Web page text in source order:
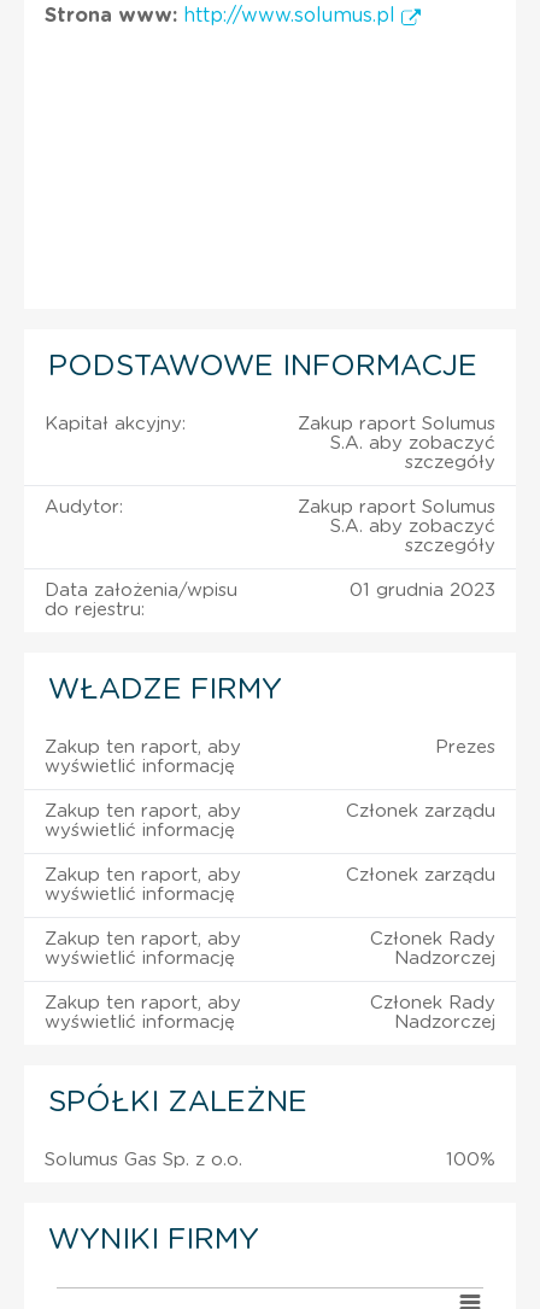
Strona www: http://www.solumus.pl
PODSTAWOWE INFORMACJE
Kapitał akcyjny:
Zakup raport Solumus
S.A. aby zobaczyć
szczegóły
Audytor:
Zakup raport Solumus
S.A. aby zobaczyć
szczegóły
Data założenia/wpisu
do rejestru:
01 grudnia 2023
WŁADZE FIRMY
Zakup ten raport, aby
wyświetlić informację
Prezes
Zakup ten raport, aby
wyświetlić informację
Członek zarządu
Zakup ten raport, aby
wyświetlić informację
Członek zarządu
Zakup ten raport, aby
wyświetlić informację
Członek Rady
Nadzorczej
Zakup ten raport, aby
wyświetlić informację
Członek Rady
Nadzorczej
SPÓŁKI ZALEŻNE
Solumus Gas Sp. z o.o. 100%
WYNIKI FIRMY